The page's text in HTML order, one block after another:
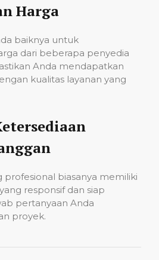
Harga
baiknya untuk
dari beberapa penyedia
Anda mendapatkan
kualitas layanan yang
profesional biasanya memiliki
responsif dan siap
pertanyaan Anda
proyek.